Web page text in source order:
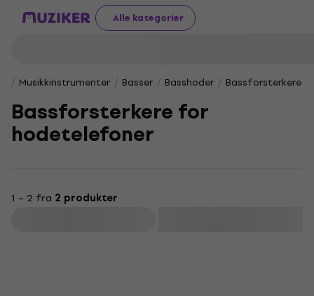
Alle kategorier
Musikkinstrumenter Basser Basshoder Bassforsterkere
Bassforsterkere for
hodetelefoner
1 – 2 fra 2 produkter